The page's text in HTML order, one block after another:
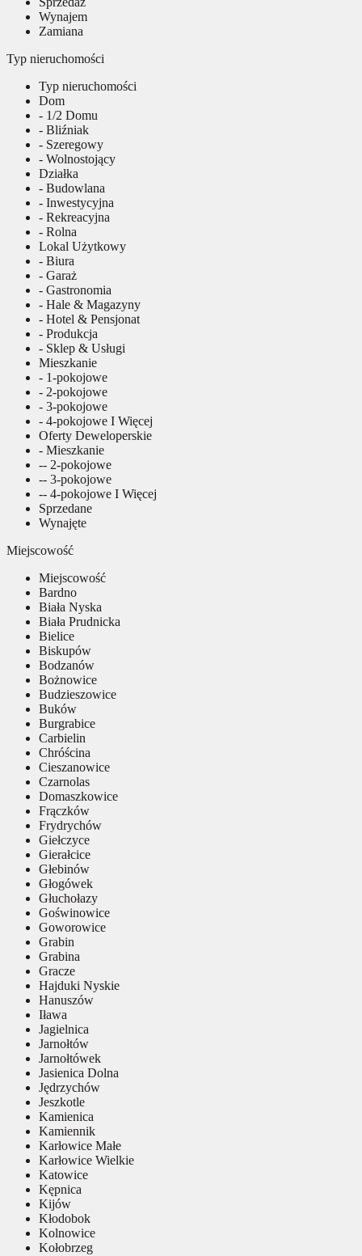
Wynajem
Zamiana
Typ nieruchomości
Typ nieruchomości
Dom
- 1/2 Domu
- Bliźniak
- Szeregowy
- Wolnostojący
Działka
- Budowlana
- Inwestycyjna
- Rekreacyjna
- Rolna
Lokal Użytkowy
- Biura
- Garaż
- Gastronomia
- Hale & Magazyny
- Hotel & Pensjonat
- Produkcja
- Sklep & Usługi
Mieszkanie
- 1-pokojowe
- 2-pokojowe
- 3-pokojowe
- 4-pokojowe I Więcej
Oferty Deweloperskie
- Mieszkanie
-- 2-pokojowe
-- 3-pokojowe
-- 4-pokojowe I Więcej
Sprzedane
Wynajęte
Miejscowość
Miejscowość
Bardno
Biała Nyska
Biała Prudnicka
Bielice
Biskupów
Bodzanów
Bożnowice
Budzieszowice
Buków
Burgrabice
Carbielin
Chróścina
Cieszanowice
Czarnolas
Domaszkowice
Frączków
Frydrychów
Giełczyce
Gierałcice
Głebinów
Głogówek
Głuchołazy
Goświnowice
Goworowice
Grabin
Grabina
Gracze
Hajduki Nyskie
Hanuszów
Iława
Jagielnica
Jarnołtów
Jarnołtówek
Jasienica Dolna
Jędrzychów
Jeszkotle
Kamienica
Kamiennik
Karłowice Małe
Karłowice Wielkie
Katowice
Kępnica
Kijów
Kłodobok
Kolnowice
Kołobrzeg